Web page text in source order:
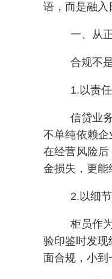
语，而是融入
一、从
合规不
1.以责
信贷业
不单纯依赖
在经营风险
金损失，更能
2.以细
柜员作
验印鉴时发现
面合规，小到